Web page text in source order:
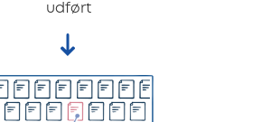
udført